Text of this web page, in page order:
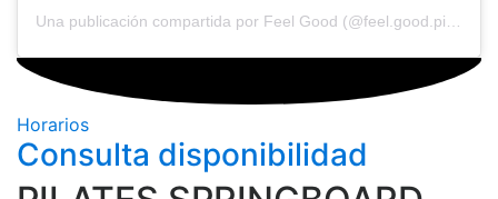
Una publicación compartida por Feel Good (@feel.good.pilatess)
Horarios
Consulta disponibilidad